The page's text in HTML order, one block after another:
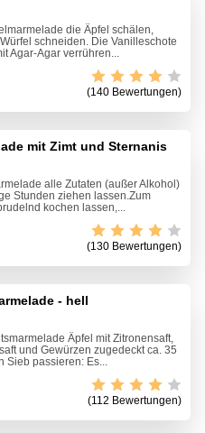
die Äpfel schälen,
schneiden. Die Vanilleschote
Agar-Agar verrühren...
(140 Bewertungen)
mit Zimt und Sternanis
alle Zutaten (außer Alkohol)
Stunden ziehen lassen.Zum
kochen lassen,...
(130 Bewertungen)
- hell
Äpfel mit Zitronensaft,
und Gewürzen zugedeckt ca. 35
Sieb passieren: Es...
(112 Bewertungen)